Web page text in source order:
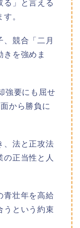
る」と言える
。
、競合「二月
を強めま
強要にも屈せ
から勝負に
、法と正攻法
の正当性と人
青壮年を高給
うという約束